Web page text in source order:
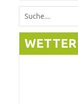
Suchen
WETTER